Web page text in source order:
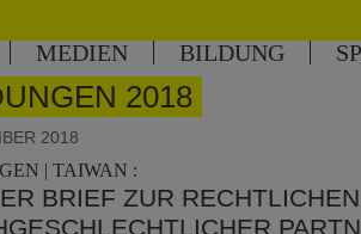
MEDIEN BILDUNG
2018
2018
| TAIWAN :
BRIEF ZUR